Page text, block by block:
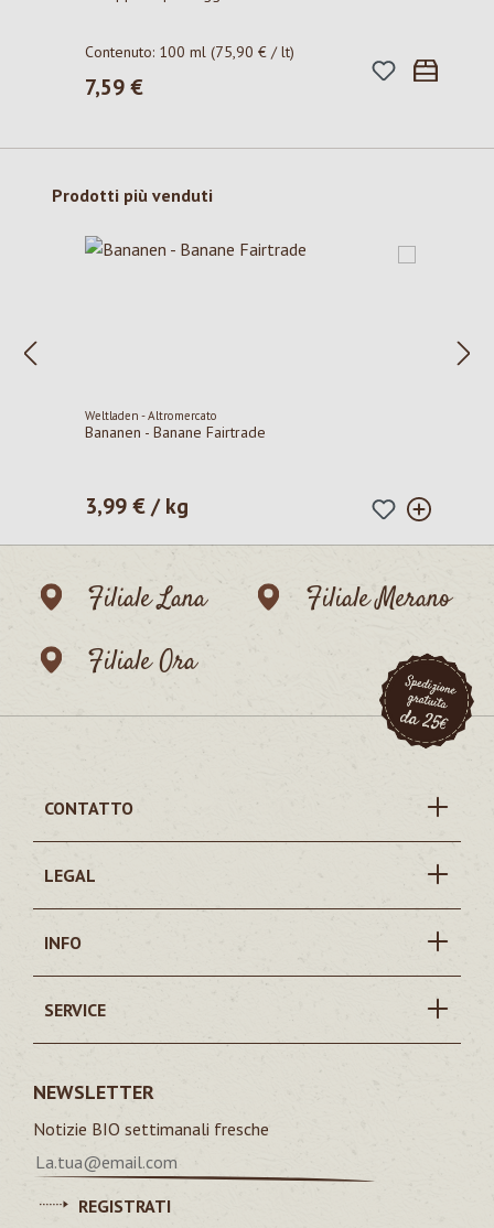
Contenuto: 100 ml(75,90 € / lt)
Prezzo normale:
7,59 €
Salta la galleria dei prodotti
Prodotti più venduti
Weltladen - Altromercato
Bananen - Banane Fairtrade
Prezzo normale:
3,99 € / kg
Filiale Lana
Filiale Merano
Filiale Ora
CONTATTO
LEGAL
INFO
SERVICE
NEWSLETTER
Notizie BIO settimanali fresche
REGISTRATI